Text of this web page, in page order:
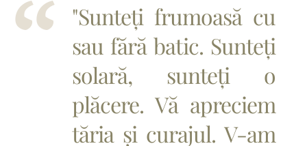
"Sunteți frumoasă cu
sau fără batic. Sunteți
solară, sunteți o
plăcere. Vă apreciem
tăria și curajul. V-am